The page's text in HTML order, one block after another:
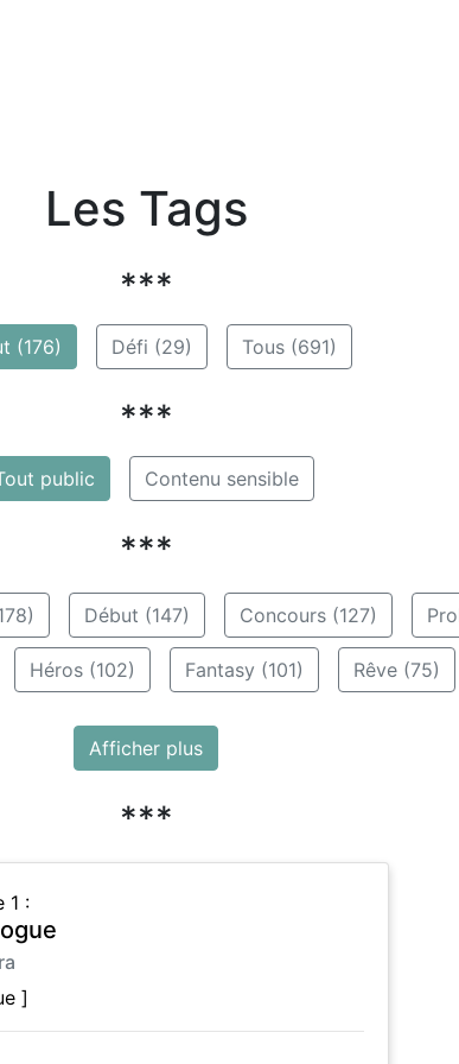
Les Tags
***
(176) Défi (29) Tous (691)
***
public Contenu sensible
***
Début (147) Concours (127)
Héros (102) Fantasy (101) Rêve (75)
Afficher plus
***
1 :
]